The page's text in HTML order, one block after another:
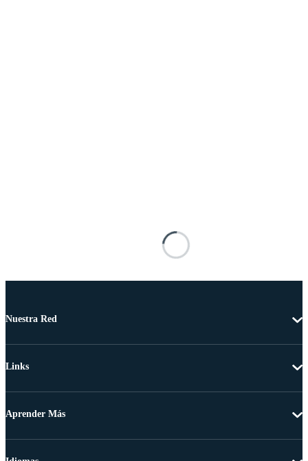
Nuestra Red
Links
Aprender Más